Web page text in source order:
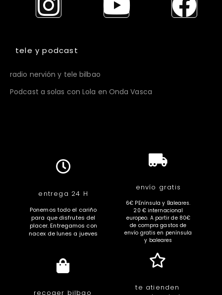
tele y podcast
radio nervión y tele bilbao
Podcast a solas con Lola en Onda Vasca
entrega 24 H
Ponemos todo el cariño
para que disfrutes del
placer. Entregamos con
nacex de lunes a jueves
envío gratis
6€ PEnínsula y Baleares.
20 € internacional
europeo. A partir de 80€
de compra gastos de
envío gratis en península
y baleares
recoger bilbao
te atienden